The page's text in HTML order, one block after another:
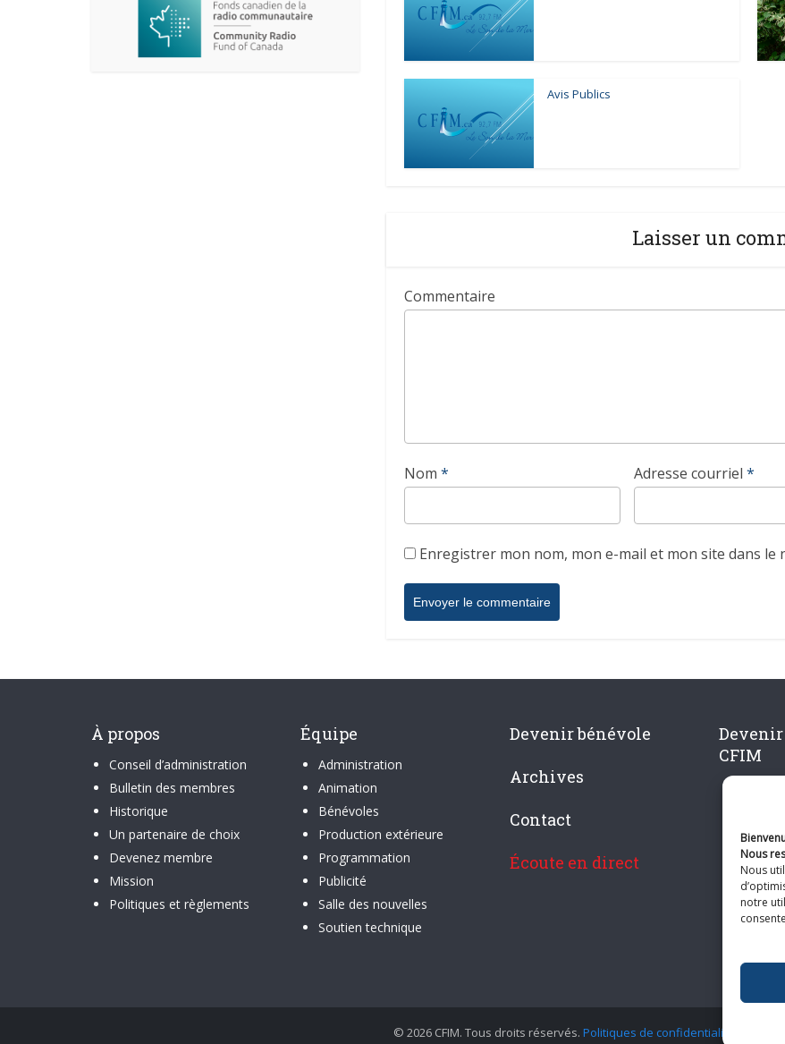
Nous
Nous
notre
Avis Publics
Laisser un
Commentaire
Nom * Adresse courriel *
Enregistrer mon nom, mon e-mail et mon site dans
À propos
Conseil d’administration
Bulletin des membres
Historique
Un partenaire de choix
Devenez membre
Mission
Politiques et règlements
Équipe
Administration
Animation
Bénévoles
Production extérieure
Programmation
Publicité
Salle des nouvelles
Soutien technique
Devenir bénévole
Archives
Contact
Écoute en direct
Devenir
CFIM
© 2026 CFIM. Tous droits réservés. Politiques de confidentialité